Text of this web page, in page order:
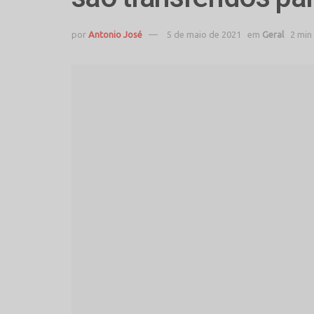
por Antonio José 5 de maio de 2021 em Geral 2